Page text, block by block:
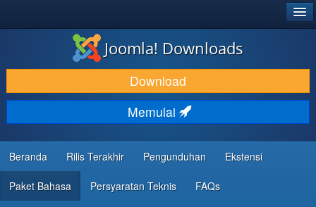
DOWNLOAD & KEMBANGKAN
TEMUKAN & PELAJARI
DUKUNGAN & KOMUNITAS
REFERENSI DEVELOPER
Joomla! Downloads
Download
Memulai
Beranda Rilis Terakhir Pengunduhan Ekstensi
Paket Bahasa Persyaratan Teknis FAQs